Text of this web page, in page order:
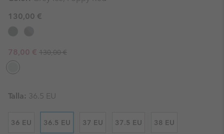
130,00 €
Sale price:
78,00 € Regular price:
130,00 €
Talla: 36.5 EU
36 EU 36.5 EU 37 EU 37.5 EU 38 EU